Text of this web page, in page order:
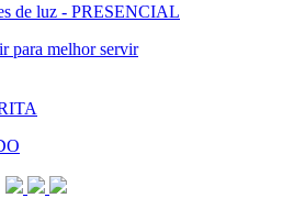
de luz - PRESENCIAL
para melhor servir